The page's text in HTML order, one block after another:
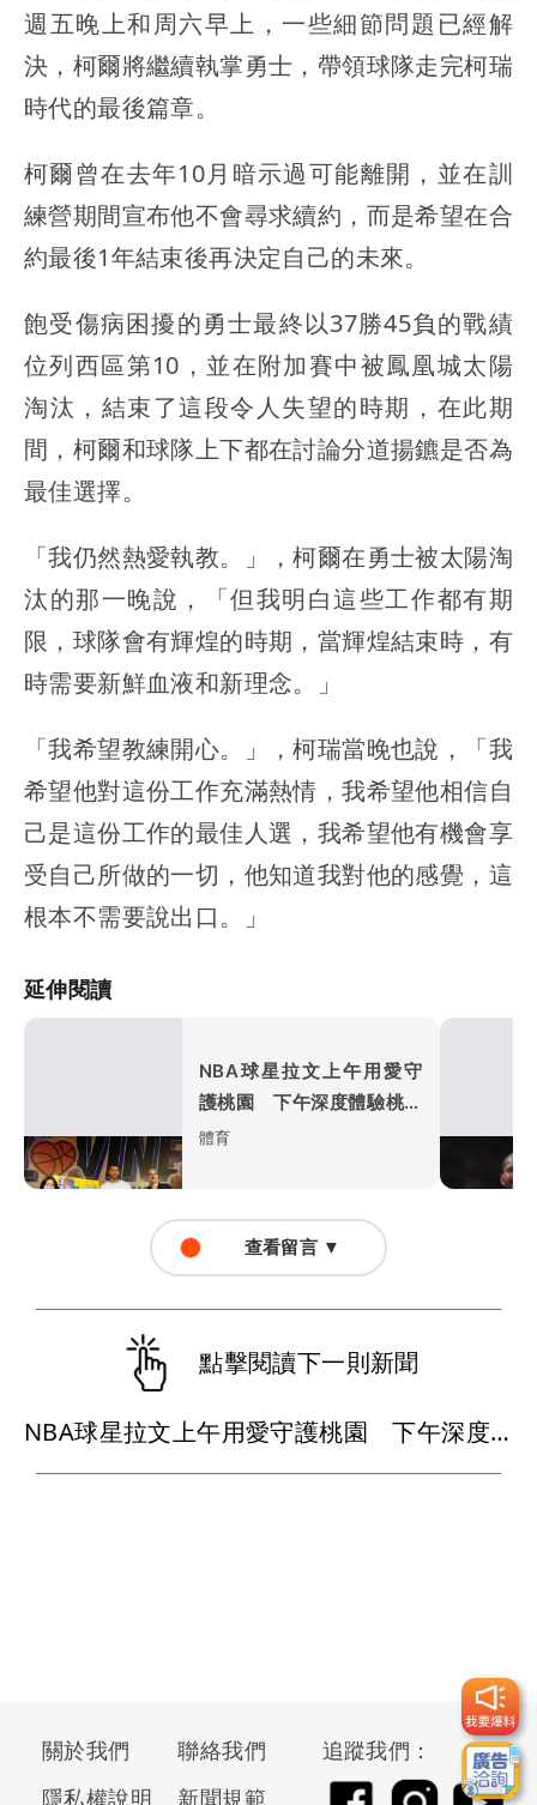
週五晚上和周六早上，一些細節問題已經解
決，柯爾將繼續執掌勇士，帶領球隊走完柯瑞
時代的最後篇章。
柯爾曾在去年10月暗示過可能離開，並在訓
練營期間宣布他不會尋求續約，而是希望在合
約最後1年結束後再決定自己的未來。
飽受傷病困擾的勇士最終以37勝45負的戰績
位列西區第10，並在附加賽中被鳳凰城太陽
淘汰，結束了這段令人失望的時期，在此期
間，柯爾和球隊上下都在討論分道揚鑣是否為
最佳選擇。
「我仍然熱愛執教。」，柯爾在勇士被太陽淘
汰的那一晚說，「但我明白這些工作都有期
限，球隊會有輝煌的時期，當輝煌結束時，有
時需要新鮮血液和新理念。」
「我希望教練開心。」，柯瑞當晚也說，「我
希望他對這份工作充滿熱情，我希望他相信自
己是這份工作的最佳人選，我希望他有機會享
受自己所做的一切，他知道我對他的感覺，這
根本不需要說出口。」
延伸閱讀
NBA球星拉文上午用愛守
護桃園 下午深度體驗桃園
在地文化魅力
體育
查看留言 ▼
點擊閱讀下一則新聞
NBA球星拉文上午用愛守護桃園 下午深度體驗桃園在地文化魅力
關於我們
聯絡我們
隱私權說明
新聞規範
追蹤我們：